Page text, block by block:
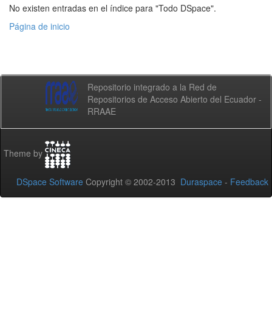
No existen entradas en el índice para "Todo DSpace".
Página de inicio
Repositorio integrado a la Red de
Repositorios de Acceso Abierto del Ecuador -
RRAAE
Theme by
DSpace Software Copyright © 2002-2013 Duraspace - Feedback